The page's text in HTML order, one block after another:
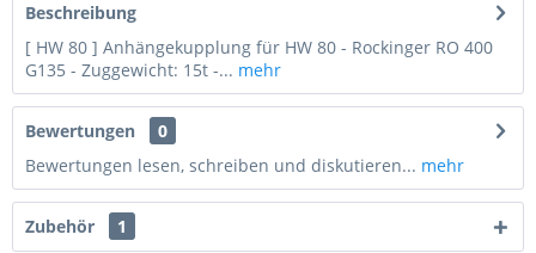
Beschreibung
[ HW 80 ] Anhängekupplung für HW 80 - Rockinger RO 400
G135 - Zuggewicht: 15t -... mehr
Bewertungen
0
Bewertungen lesen, schreiben und diskutieren... mehr
Zubehör 1